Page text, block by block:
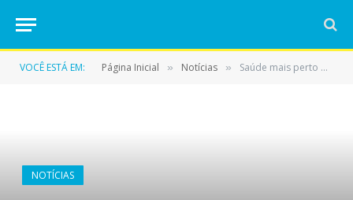
VOCÊ ESTÁ EM: Página Inicial » Notícias » Saúde mais perto de você: coleta de sangue é realizada em domicílio
NOTÍCIAS